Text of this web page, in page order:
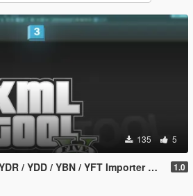
135 5
/ YBN / YFT Importer & Exporter 1.0